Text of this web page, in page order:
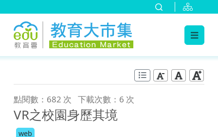
點閱數：682 次 下載次數：6 次
VR之校園身歷其境
web